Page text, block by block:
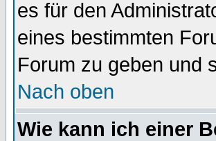
es für den
eines bestimmten
Forum zu geben und
Nach oben
Wie kann ich einer